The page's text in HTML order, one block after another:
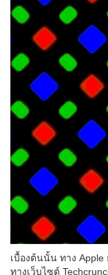
เบื้องต้นนั้น ทาง Apple
ทางเว็บไซต์